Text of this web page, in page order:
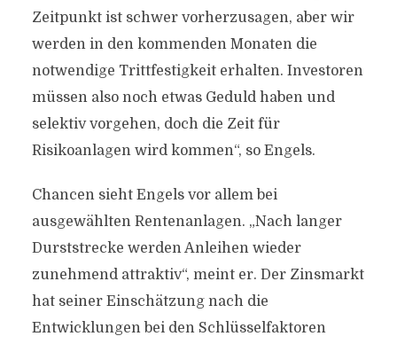
Zeitpunkt ist schwer vorherzusagen, aber wir
werden in den kommenden Monaten die
notwendige Trittfestigkeit erhalten. Investoren
müssen also noch etwas Geduld haben und
selektiv vorgehen, doch die Zeit für
Risikoanlagen wird kommen“, so Engels.
Chancen sieht Engels vor allem bei
ausgewählten Rentenanlagen. „Nach langer
Durststrecke werden Anleihen wieder
zunehmend attraktiv“, meint er. Der Zinsmarkt
hat seiner Einschätzung nach die
Entwicklungen bei den Schlüsselfaktoren